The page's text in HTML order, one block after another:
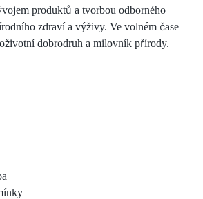
produktů a tvorbou odborného
zdraví a výživy. Ve volném čase
dobrodruh a milovník přírody.